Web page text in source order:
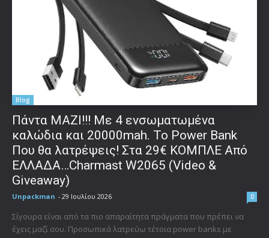
Blog
Πάντα ΜΑΖΙ!!! Με 4 ενσωματωμένα
καλώδια και 20000mah. Το Power Bank
Που θα λατρέψεις! Στα 29€ ΚΟΜΠΛΕ Από
ΕΛΛΑΔΑ…Charmast W2065 (Video &
Giveaway)
Unpackman - 29 Ιουλίου 2026 0
Σίγουρα είναι από τα πιο απαραίτητα πράγματα που πρέπει να
έχεις μαζί σου. Προσωπικά λατρεύω τέτοια power banks με